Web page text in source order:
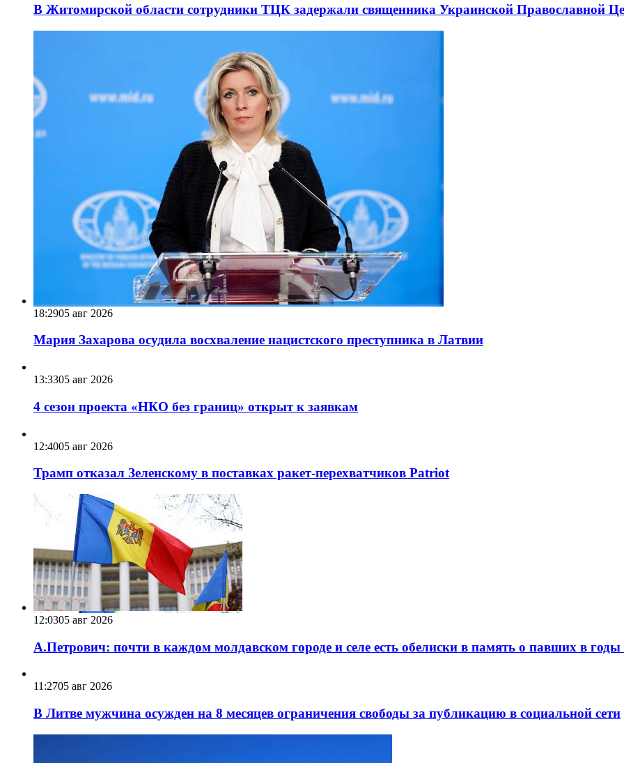
В Житомирской области сотрудники ТЦК задержали священника Украинской Православной
18:2905 авг 2026
Мария Захарова осудила восхваление нацистского преступника в Латвии
13:3305 авг 2026
4 сезон проекта «НКО без границ» открыт к заявкам
12:4005 авг 2026
Трамп отказал Зеленскому в поставках ракет-перехватчиков Patriot
12:0305 авг 2026
А.Петрович: почти в каждом молдавском городе и селе есть обелиски в память о павших в
11:2705 авг 2026
В Литве мужчина осужден на 8 месяцев ограничения свободы за публикацию в социальной сети